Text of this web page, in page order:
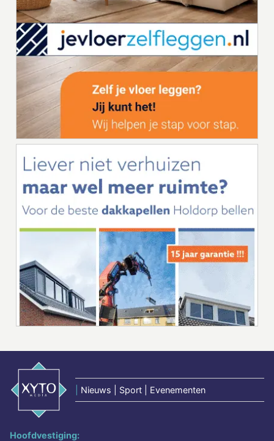
Nieuws | Sport | Evenementen
Hoofdvestiging: